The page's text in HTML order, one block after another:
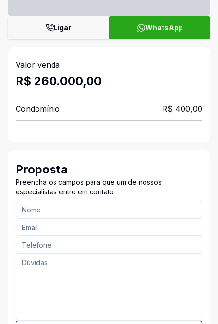
Ligar WhatsApp
Valor venda
R$ 260.000,00
Condomínio R$ 400,00
Proposta
Preencha os campos para que um de nossos
especialistas entre em contato